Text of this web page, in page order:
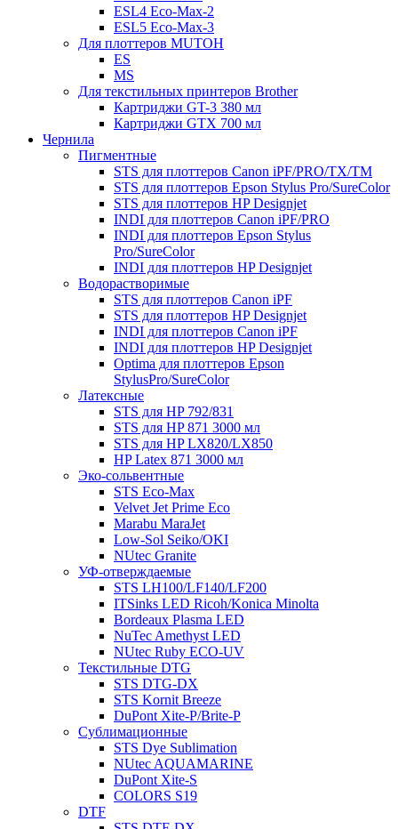
ESL4 Eco-Max-2
ESL5 Eco-Max-3
Для плоттеров MUTOH
ES
MS
Для текстильных принтеров Brother
Картриджи GT-3 380 мл
Картриджи GTX 700 мл
Чернила
Пигментные
STS для плоттеров Canon iPF/PRO/TX/ТМ
STS для плоттеров Epson Stylus Pro/SureColor
STS для плоттеров HP Designjet
INDI для плоттеров Canon iPF/PRO
INDI для плоттеров Epson Stylus
Pro/SureColor
INDI для плоттеров HP Designjet
Водорастворимые
STS для плоттеров Canon iPF
STS для плоттеров HP Designjet
INDI для плоттеров Canon iPF
INDI для плоттеров HP Designjet
Optima для плоттеров Epson
StylusPro/SureColor
Латексные
STS для HP 792/831
STS для HP 871 3000 мл
STS для HP LX820/LX850
HP Latex 871 3000 мл
Эко-сольвентные
STS Eco-Max
Velvet Jet Prime Eco
Marabu MaraJet
Low-Sol Seiko/OKI
NUtec Granite
УФ-отверждаемые
STS LH100/LF140/LF200
ITSinks LED Ricoh/Konica Minolta
Bordeaux Plasma LED
NuTec Amethyst LED
NUtec Ruby ECO-UV
Текстильные DTG
STS DTG-DX
STS Kornit Breeze
DuPont Xite-P/Brite-P
Сублимационные
STS Dye Sublimation
NUtec AQUAMARINE
DuPont Xite-S
COLORS S19
DTF